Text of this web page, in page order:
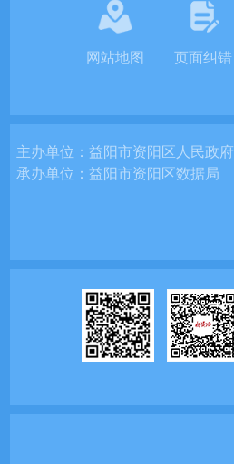
网站地图 页面纠错
主办单位：益阳市资阳区人民政
承办单位：益阳市资阳区数据局